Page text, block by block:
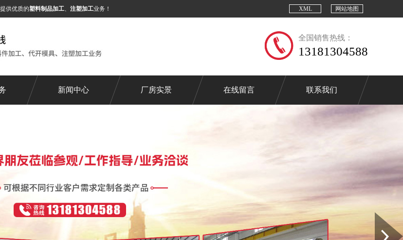
供优质的塑料制品加工、 注塑加工业务！ 网站地图
XML
全国销售热线：
13181304588
新闻中心 厂房实景 在线留言 联系我们
Next